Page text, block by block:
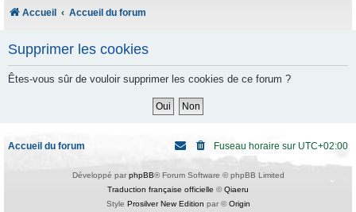
Accueil Accueil du forum
Supprimer les cookies
Êtes-vous sûr de vouloir supprimer les cookies de ce forum ?
Accueil du forum Fuseau horaire sur UTC+02:00
Développé par phpBB® Forum Software © phpBB Limited
Traduction française officielle ©Qiaeru
Style Prosilver New Edition par ©Origin